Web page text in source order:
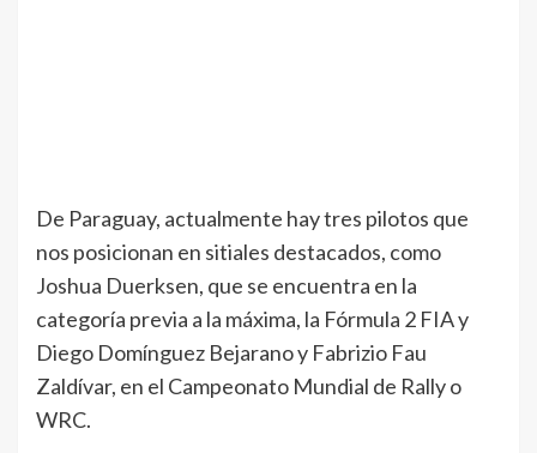
De Paraguay, actualmente hay tres pilotos que
nos posicionan en sitiales destacados, como
Joshua Duerksen, que se encuentra en la
categoría previa a la máxima, la Fórmula 2 FIA y
Diego Domínguez Bejarano y Fabrizio Fau
Zaldívar, en el Campeonato Mundial de Rally o
WRC.